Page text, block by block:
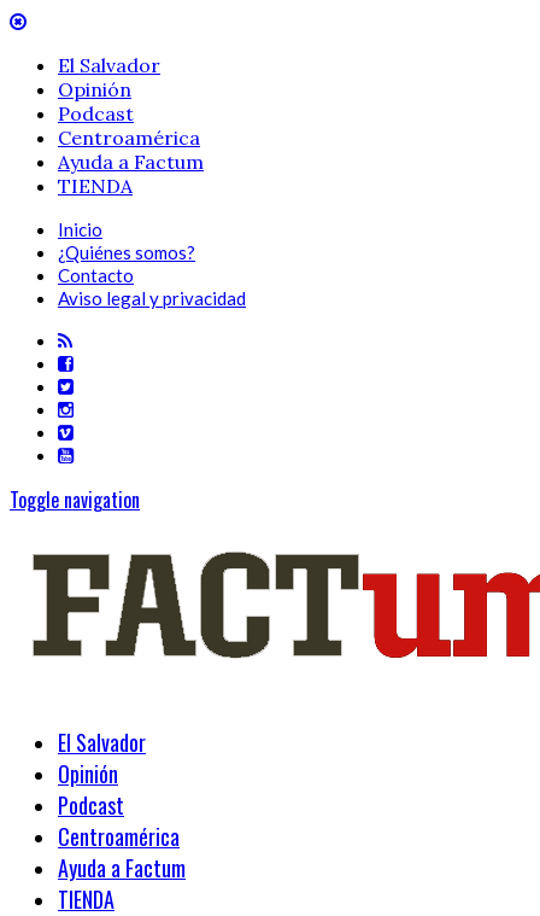
El Salvador
Opinión
Podcast
Centroamérica
Ayuda a Factum
TIENDA
Inicio
¿Quiénes somos?
Contacto
Aviso legal y privacidad
Toggle navigation
El Salvador
Opinión
Podcast
Centroamérica
Ayuda a Factum
TIENDA